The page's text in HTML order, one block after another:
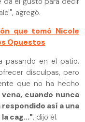
agregó.
que tomó Nicole
Opuestos
pasando en el patio,
disculpas, pero
que no ha hecho
cuando nunca
respondido así a una
la cag...", dijo él.